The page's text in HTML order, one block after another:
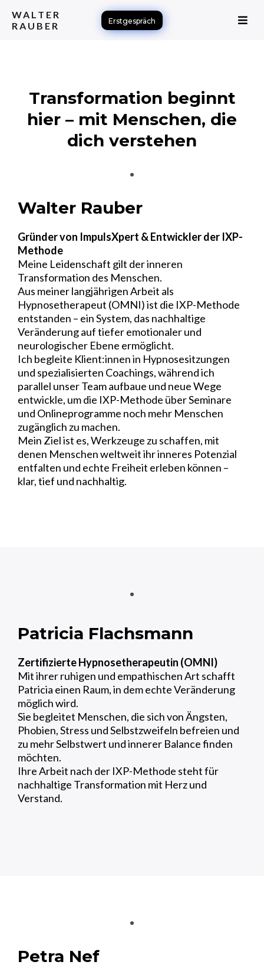
WALTER
RAUBER
Erstgespräch
Transformation beginnt
hier – mit Menschen, die
dich verstehen
Walter Rauber
Gründer von ImpulsXpert & Entwickler der IXP-
Methode
Meine Leidenschaft gilt der inneren
Transformation des Menschen.
Aus meiner langjährigen Arbeit als
Hypnosetherapeut (OMNI) ist die IXP-Methode
entstanden – ein System, das nachhaltige
Veränderung auf tiefer emotionaler und
neurologischer Ebene ermöglicht.
Ich begleite Klient:innen in Hypnosesitzungen
und spezialisierten Coachings, während ich
parallel unser Team aufbaue und neue Wege
entwickle, um die IXP-Methode über Seminare
und Onlineprogramme noch mehr Menschen
zugänglich zu machen.
Mein Ziel ist es, Werkzeuge zu schaffen, mit
denen Menschen weltweit ihr inneres Potenzial
entfalten und echte Freiheit erleben können –
klar, tief und nachhaltig.
Patricia Flachsmann
Zertifizierte Hypnosetherapeutin (OMNI)
Mit ihrer ruhigen und empathischen Art schafft
Patricia einen Raum, in dem echte Veränderung
möglich wird.
Sie begleitet Menschen, die sich vonÄngsten,
Phobien, Stress und Selbstzweifeln befreien und
zu mehr Selbstwert und innerer Balance finden
möchten.
Ihre Arbeit nach der IXP-Methode steht für
nachhaltige Transformation mit Herz und
Verstand.
Petra Nef